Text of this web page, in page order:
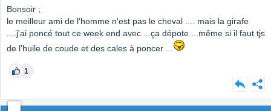
Bonsoir ;
le meilleur ami de l'homme n'est pas le cheval .... mais la girafe
....j'ai poncé tout ce week end avec ...ça dépote ...même si il faut tjs
de l'huile de coude et des cales à poncer ...
1